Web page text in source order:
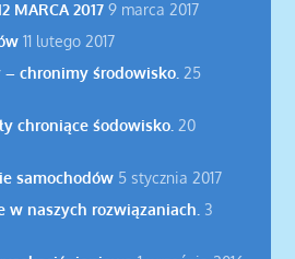
MARCA 2017 9 marca 2017
11 lutego 2017
chronimy środowisko. 25
chroniące śodowisko. 20
samochodów 5 stycznia 2017
w naszych rozwiązaniach. 3